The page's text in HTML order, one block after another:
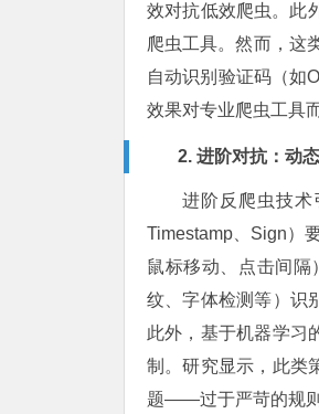
效对抗低效爬虫。此
爬虫工具。然而，这
自动识别验证码（如
效果对专业爬虫工具
2. 进阶对抗：动
进阶反爬虫技
Timestamp、Sign）
鼠标移动、点击间隔
纹、字体检测等）识
此外，基于机器学习
制。研究显示，此类
题——过于严苛的规则